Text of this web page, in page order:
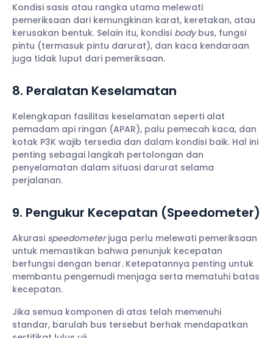
Kondisi sasis atau rangka utama melewati
pemeriksaan dari kemungkinan karat, keretakan, atau
kerusakan bentuk. Selain itu, kondisi bodybus, fungsi
pintu (termasuk pintu darurat), dan kaca kendaraan
juga tidak luput dari pemeriksaan.
8. Peralatan Keselamatan
Kelengkapan fasilitas keselamatan seperti alat
pemadam api ringan (APAR), palu pemecah kaca, dan
kotak P3K wajib tersedia dan dalam kondisi baik. Hal ini
penting sebagai langkah pertolongan dan
penyelamatan dalam situasi darurat selama
perjalanan.
9. Pengukur Kecepatan (Speedometer)
Akurasi speedometerjuga perlu melewati pemeriksaan
untuk memastikan bahwa penunjuk kecepatan
berfungsi dengan benar. Ketepatannya penting untuk
membantu pengemudi menjaga serta mematuhi batas
kecepatan.
Jika semua komponen di atas telah memenuhi
standar, barulah bus tersebut berhak mendapatkan